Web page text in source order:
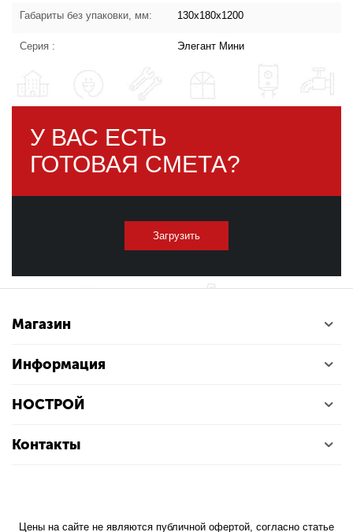
Габариты без упаковки, мм: 130х180х1200
Серия : Элегант Мини
У ВАС ЕСТЬ
ГОТОВАЯ СМЕТА?
Загрузить
Магазин
Информация
НОСТРОЙ
Контакты
Цены на сайте не являются публичной офертой, согласно статье